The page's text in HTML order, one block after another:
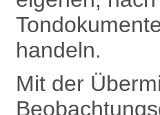
handeln.
Mit der